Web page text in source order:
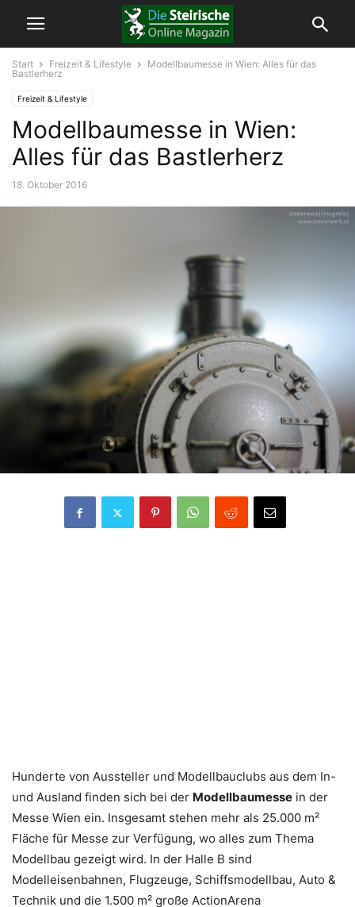
Start Freizeit & Lifestyle
Modellbaumesse in Wien: Alles für das
Bastlerherz
Freizeit & Lifestyle
Modellbaumesse in Wien:
Alles für das Bastlerherz
18. Oktober 2016
Hunderte von Aussteller und Modellbauclubs aus dem In-
und Ausland finden sich bei der Modellbaumesse in der
Messe Wien ein. Insgesamt stehen mehr als 25.000 m²
Fläche für Messe zur Verfügung, wo alles zum Thema
Modellbau gezeigt wird. In der Halle B sind
Modelleisenbahnen, Flugzeuge, Schiffsmodellbau, Auto &
Technik und die 1.500 m² große ActionArena